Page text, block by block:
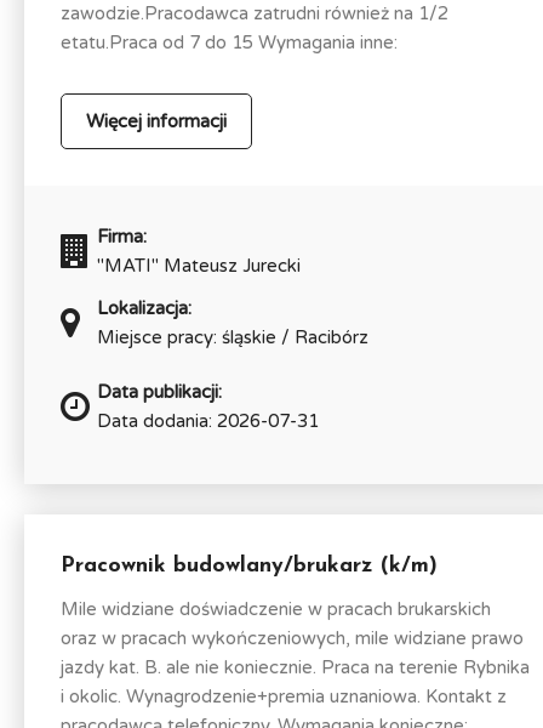
zawodzie.Pracodawca zatrudni również na 1/2
etatu.Praca od 7 do 15 Wymagania inne:
Więcej informacji
Firma:
"MATI" Mateusz Jurecki
Lokalizacja:
Miejsce pracy: śląskie / Racibórz
Data publikacji:
Data dodania: 2026-07-31
Pracownik budowlany/brukarz (k/m)
Mile widziane doświadczenie w pracach brukarskich
oraz w pracach wykończeniowych, mile widziane prawo
jazdy kat. B. ale nie koniecznie. Praca na terenie Rybnika
i okolic. Wynagrodzenie+premia uznaniowa. Kontakt z